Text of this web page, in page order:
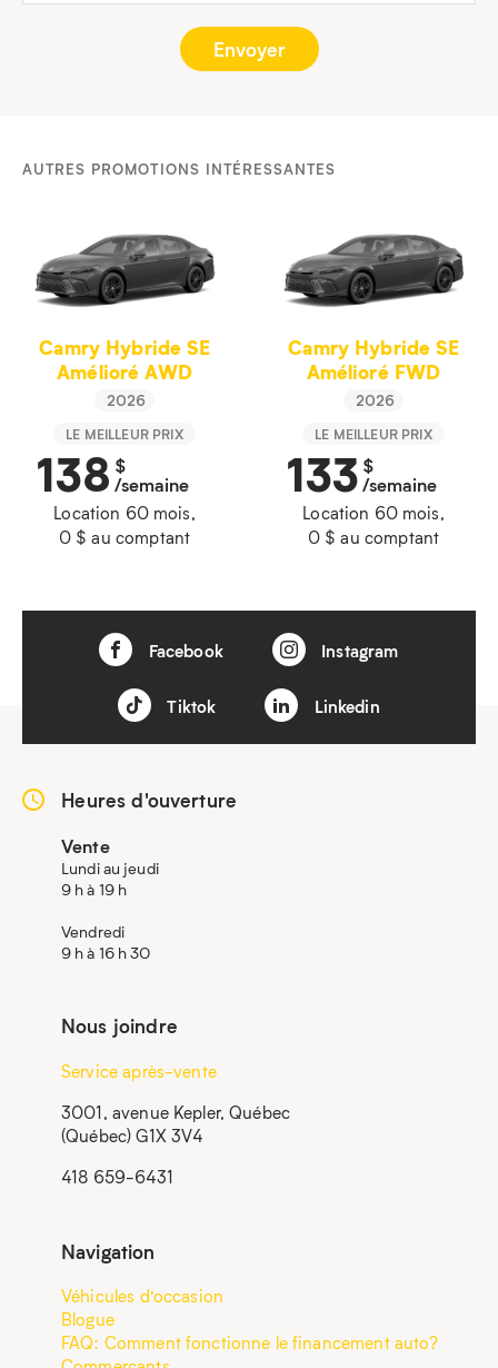
AUTRES PROMOTIONS INTÉRESSANTES
Camry Hybride SE
Amélioré AWD
2026
LE MEILLEUR PRIX
138 $
/semaine
Location 60 mois,
0 $ au comptant
Camry Hybride SE
Amélioré FWD
2026
LE MEILLEUR PRIX
133 $
/semaine
Location 60 mois,
0 $ au comptant
Facebook Instagram
Tiktok Linkedin
Heures d'ouverture
Vente
Lundi au jeudi
9 h à 19 h
Vendredi
9 h à 16 h 30
Nous joindre
Service après-vente
3001, avenue Kepler, Québec
(Québec) G1X 3V4
418 659-6431
Navigation
Véhicules d’occasion
Blogue
FAQ: Comment fonctionne le financement auto?